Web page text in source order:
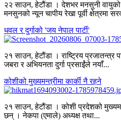
२२ साउन, हेटौंडा । देशभर मनसुनी
मनसुनको न्यून चापीय रेखा पूर्वी क्षेत्रमा
धवल र दुर्गाको 'जय नेपाल पार्टी'
२१ साउन, हेटौंडा । राष्ट्रिय प्रजातन्त्र
जबरा र अभियनता दुर्गा प्रसाईंले नयाँ...
कोशीको मुख्यमन्त्रीमा कार्की नै रहने
२१ साउन, हेटौंडा । कोशी प्रदेशको
छन् । नेकपा (एमाले) अध्यक्ष तथा...